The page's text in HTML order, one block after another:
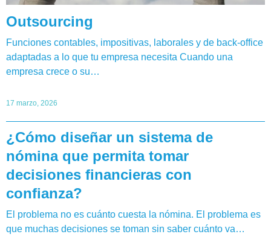
Outsourcing
Funciones contables, impositivas, laborales y de back-office
adaptadas a lo que tu empresa necesita Cuando una
empresa crece o su…
17 marzo, 2026
¿Cómo diseñar un sistema de
nómina que permita tomar
decisiones financieras con
confianza?
El problema no es cuánto cuesta la nómina. El problema es
que muchas decisiones se toman sin saber cuánto va…